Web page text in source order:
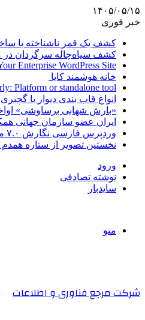
۱۴۰۵/۰۵/۱۵
خبر فوری
کشف یک قمر ناشناخته با
کشف سیاه‌چاله سرگردان
Enterprise WordPress Site
خانه هوشمند کایا
Platform or standalone tool?
انواع قاب بندی دیوار با
«بارش شهابی برساوشی» اواخر مرداد
ایران عضو سازمان جهانی
وردپرس فارسی نگارش ۷.۰ منتشر شد – WordPress.org فارسی
نخستین تصویر از ستاره
ورود
نوشته تصادفی
سایدبار
منو
شرکت مرجع فناوری و اطلاعات